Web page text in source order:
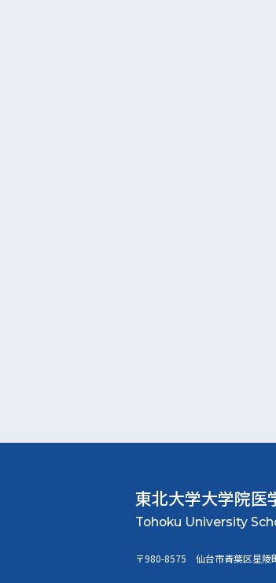
東北大学大学院医
〒980-8575 仙台市青葉区星陵